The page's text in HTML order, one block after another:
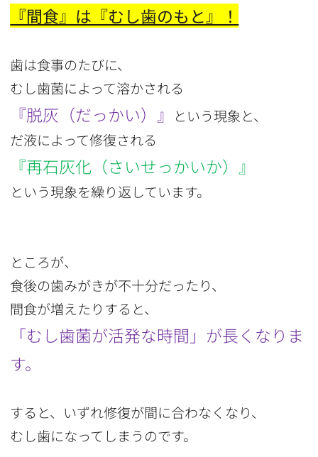
『間食』は『むし歯のもと』！
歯は食事のたびに、
むし歯菌によって溶かされる
『脱灰（だっかい）』
という現象と、
だ液によって修復される
『再石灰化（さいせっかいか）』
という現象を繰り返しています。
ところが、
食後の歯みがきが不十分だったり、
間食が増えたりすると、
「むし歯菌が活発な時間」が長くなりま
す。
すると、いずれ修復が間に合わなくなり、
むし歯になってしまうのです。